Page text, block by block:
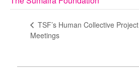
TSF’s Human Collective Project
Meetings